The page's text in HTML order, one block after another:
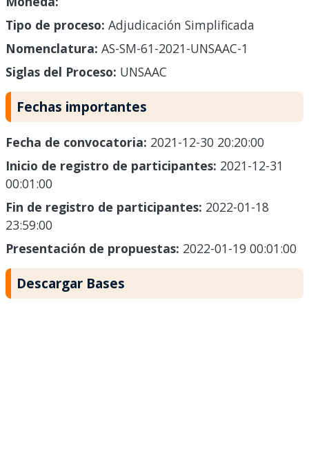
Tipo de proceso: Adjudicación Simplificada
Nomenclatura: AS-SM-61-2021-UNSAAC-1
Siglas del Proceso: UNSAAC
Fechas importantes
Fecha de convocatoria: 2021-12-30 20:20:00
Inicio de registro de participantes: 2021-12-31
00:01:00
Fin de registro de participantes: 2022-01-18
23:59:00
Presentación de propuestas: 2022-01-19 00:01:00
Descargar Bases